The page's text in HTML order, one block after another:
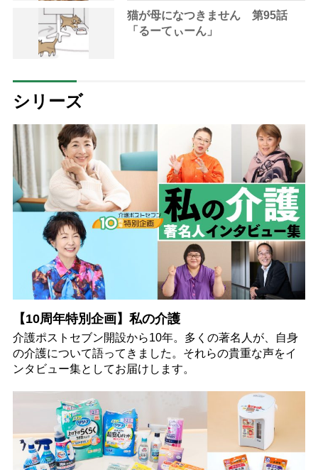
猫が母になつきません 第95話
「るーてぃーん」
シリーズ
【10周年特別企画】私の介護
介護ポストセブン開設から10年。多くの著名人が、自身
の介護について語ってきました。それらの貴重な声をイ
ンタビュー集としてお届けします。